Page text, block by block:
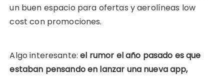
un buen espacio para ofertas y aerolíneas low
cost con promociones.
Algo interesante:el rumor el año pasado es que
estaban pensando en lanzar una nueva app,